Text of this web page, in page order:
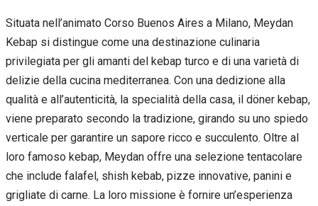
Situata nell’animato Corso Buenos Aires a Milano, Meydan
Kebap si distingue come una destinazione culinaria
privilegiata per gli amanti del kebap turco e di una varietà di
delizie della cucina mediterranea. Con una dedizione alla
qualità e all’autenticità, la specialità della casa, il döner kebap,
viene preparato secondo la tradizione, girando su uno spiedo
verticale per garantire un sapore ricco e succulento. Oltre al
loro famoso kebap, Meydan offre una selezione tentacolare
che include falafel, shish kebab, pizze innovative, panini e
grigliate di carne. La loro missione è fornire un’esperienza